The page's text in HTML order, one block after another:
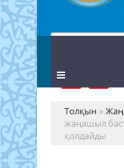
Толқын »
жаңашыл
қолдайды